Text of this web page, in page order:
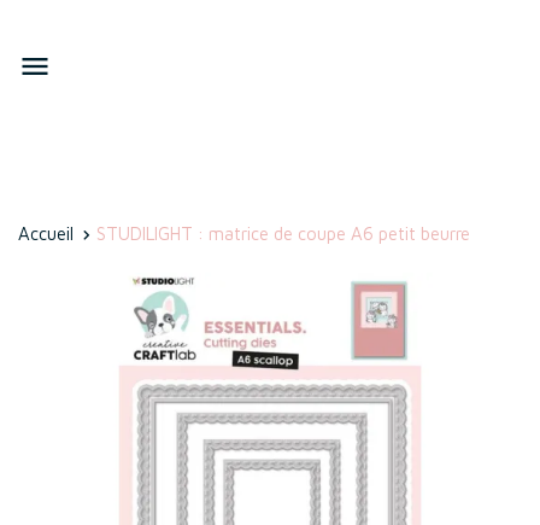

Accueil STUDILIGHT : matrice de coupe A6 petit beurre